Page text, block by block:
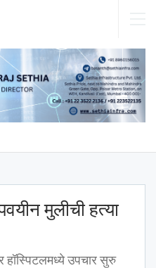
मुलीची हत्या
हॉस्पिटलमध्ये उपचार सुरु